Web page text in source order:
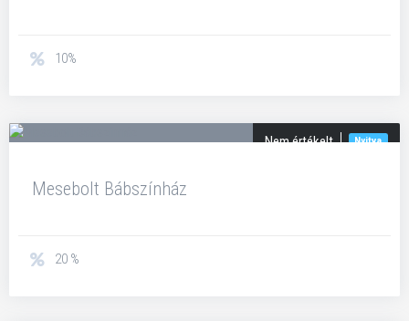
10%
Nem értékelt Nyitva
Mesebolt Bábszínház
20 %